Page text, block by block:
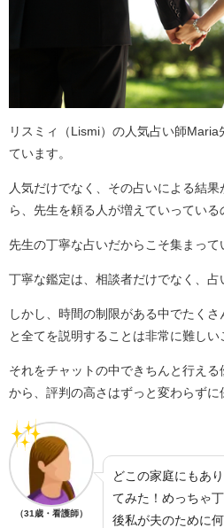
リスミィ（Lismi）の人気占い師Maria
ています。
人気だけでなく、その占いによる結
ら、先生を頼る人が増えていっている
先生の丁寧な占いだからこそ集まって
丁寧な鑑定は、相談者だけでなく、占
しかし、時間の制限がある中でたく
と全てを説明することは非常に難しい
それをチャットの中できちんと行え
から、評判の高さはずっと変わらずに
（31歳・看護師）
どこの家庭にもあ
てみた！めっちゃ
後私が夫のために